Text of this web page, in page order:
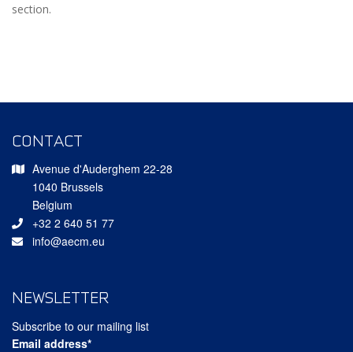
section.
CONTACT
Avenue d'Auderghem 22-28
1040 Brussels
Belgium
+32 2 640 51 77
info@aecm.eu
NEWSLETTER
Subscribe to our mailing list
Email address*